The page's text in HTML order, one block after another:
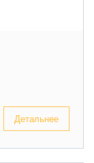
Детальнее